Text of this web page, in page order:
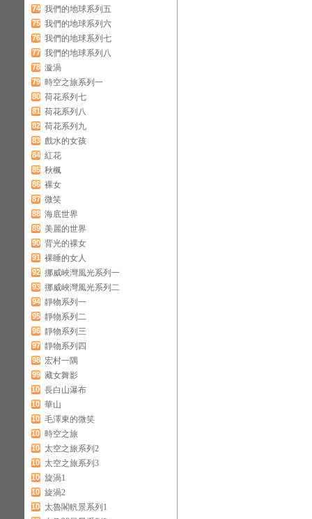
74 我們的地球系列五
75 我們的地球系列六
76 我們的地球系列七
77 我們的地球系列八
78 漩渦
79 時空之旅系列一
80 荷花系列七
81 荷花系列八
82 荷花系列九
83 戲水的女孩
84 紅花
85 秋楓
86 裸女
87 微笑
88 海底世界
89 美麗的世界
90 背光的裸女
91 裸睡的女人
92 挪威峽灣風光系列一
93 挪威峽灣風光系列二
94 靜物系列一
95 靜物系列二
96 靜物系列三
97 靜物系列四
98 宏村一隅
99 藏女舞影
100 長白山瀑布
101 華山
102 毛澤東的微笑
103 時空之旅
104 太空之旅系列2
105 太空之旅系列3
106 旋渦1
107 旋渦2
108 太魯閣軓景系列1